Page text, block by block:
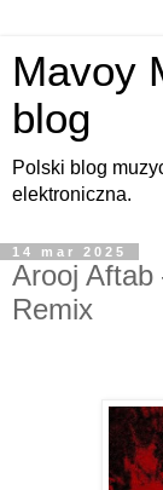
Mavoy
blog
Polski blog
elektroniczna.
14 mar 2025
Arooj Aftab
Remix